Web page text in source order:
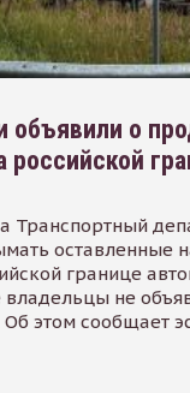
объявили о
российской
Транспортный
оставленные
границе
не
этом сообщает